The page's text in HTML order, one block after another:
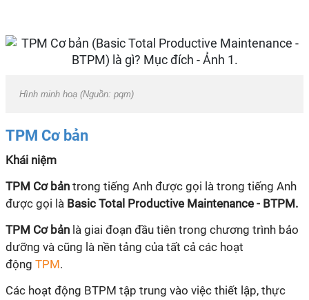
Hình minh hoạ (Nguồn: pqm)
TPM Cơ bản
Khái niệm
TPM Cơ bản trong tiếng Anh được gọi là trong tiếng Anh
được gọi là Basic Total Productive Maintenance - BTPM.
TPM Cơ bản là giai đoạn đầu tiên trong chương trình bảo
dưỡng và cũng là nền tảng của tất cả các hoạt
động TPM.
Các hoạt động BTPM tập trung vào việc thiết lập, thực